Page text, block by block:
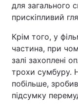
для загального
прискіпливий
Крім того, у
частина, при
залі захоплені
трохи сумбуру.
побільше,
підсумку